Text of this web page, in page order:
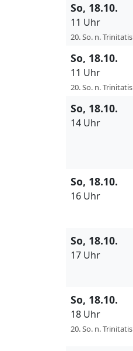
So, 18.10.
11 Uhr
20. So. n. Trinitatis
So, 18.10.
11 Uhr
20. So. n. Trinitatis
So, 18.10.
14 Uhr
So, 18.10.
16 Uhr
So, 18.10.
17 Uhr
So, 18.10.
18 Uhr
20. So. n. Trinitatis